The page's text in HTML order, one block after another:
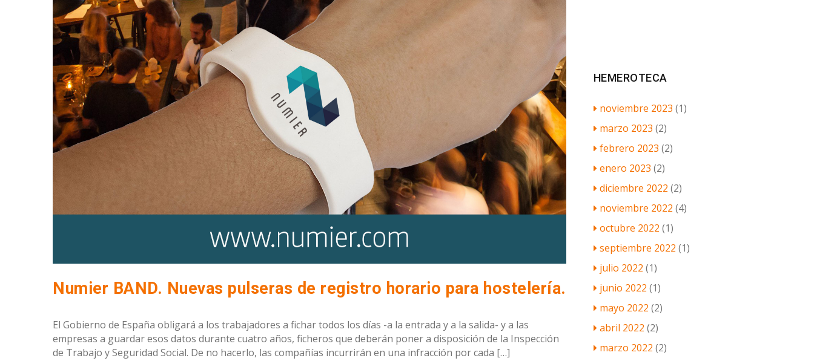
Numier BAND. Nuevas pulseras de registro horario para hostelería.
El Gobierno de España obligará a los trabajadores a fichar todos los días -a la entrada y a la salida- y a las
empresas a guardar esos datos durante cuatro años, ficheros que deberán poner a disposición de la Inspección
de Trabajo y Seguridad Social. De no hacerlo, las compañías incurrirán en una infracción por cada […]
HEMEROTECA
noviembre 2023 (1)
marzo 2023 (2)
febrero 2023 (2)
enero 2023 (2)
diciembre 2022 (2)
noviembre 2022 (4)
octubre 2022 (1)
septiembre 2022 (1)
julio 2022 (1)
junio 2022 (1)
mayo 2022 (2)
abril 2022 (2)
marzo 2022 (2)